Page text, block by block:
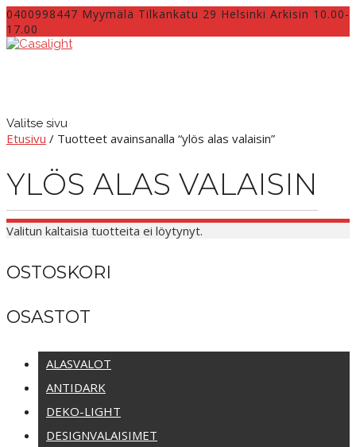
0400998447 Myymälä Tilkankatu 29 Helsinki Arkisin 10.00-
17.00
Valitse sivu
Etusivu / Tuotteet avainsanalla “ylös alas valaisin”
YLÖS ALAS VALAISIN
Valitun kaltaisia tuotteita ei löytynyt.
OSTOSKORI
OSASTOT
ALASVALOT
ANTIDARK
DEKO-LIGHT
DESIGNVALAISIMET